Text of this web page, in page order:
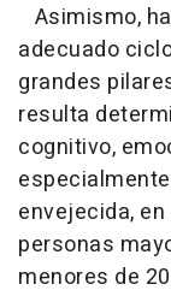
Asimismo,
adecuado
grandes
resulta
cognitivo,
envejecida,
personas
menores de